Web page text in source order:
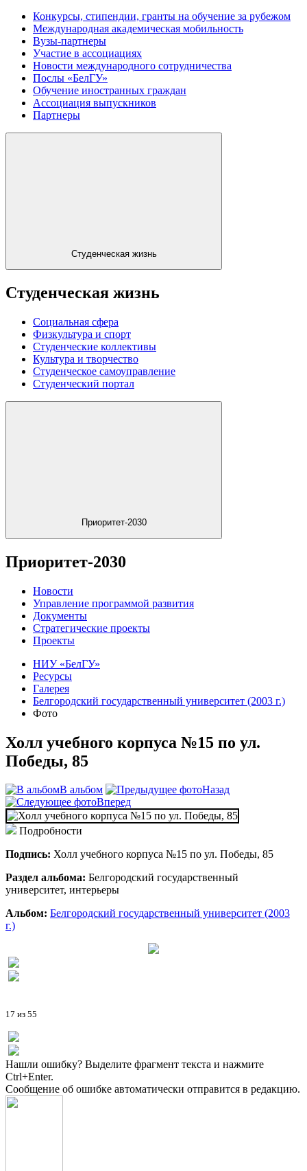
Конкурсы, стипендии, гранты на обучение за рубежом
Международная академическая мобильность
Вузы-партнеры
Участие в ассоциациях
Новости международного сотрудничества
Послы «БелГУ»
Обучение иностранных граждан
Ассоциация выпускников
Партнеры
Студенческая жизнь
Студенческая жизнь
Социальная сфера
Физкультура и спорт
Студенческие коллективы
Культура и творчество
Студенческое самоуправление
Студенческий портал
Приоритет-2030
Приоритет-2030
Новости
Управление программой развития
Документы
Стратегические проекты
Проекты
НИУ «БелГУ»
Ресурсы
Галерея
Белгородский государственный университет (2003 г.)
Фото
Холл учебного корпуса №15 по ул.
Победы, 85
В альбом
Назад
Вперед
Подробности
Подпись: Холл учебного корпуса №15 по ул. Победы, 85
Раздел альбома: Белгородский государственный
университет, интерьеры
Альбом: Белгородский государственный университет (2003
г.)
17 из 55
Нашли ошибку? Выделите фрагмент текста и нажмите
Ctrl+Enter.
Сообщение об ошибке автоматически отправится в редакцию.